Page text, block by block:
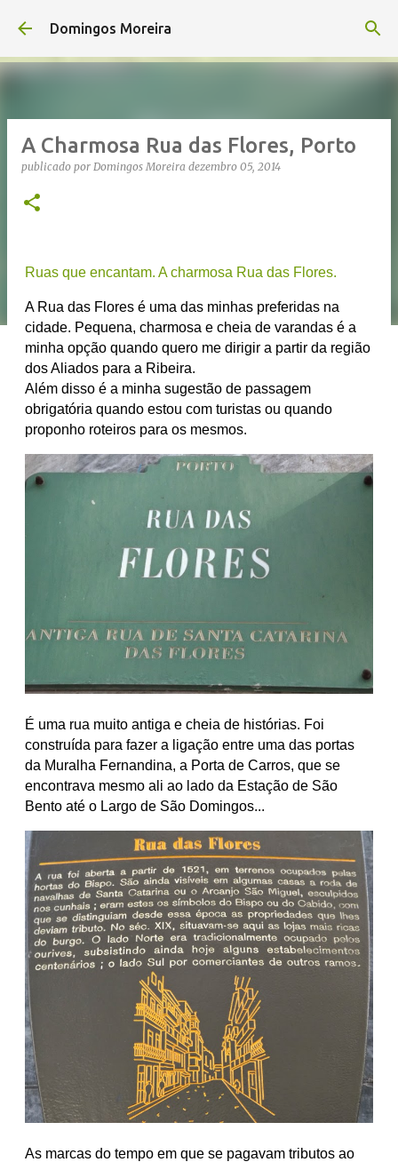
Avançar para o conteúdo principal
Domingos Moreira
A Charmosa Rua das Flores, Porto
publicado por Domingos Moreira dezembro 05, 2014
Ruas que encantam. A charmosa Rua das Flores.
A Rua das Flores é uma das minhas preferidas na
cidade. Pequena, charmosa e cheia de varandas é a
minha opção quando quero me dirigir a partir da região
dos Aliados para a Ribeira.
Além disso é a minha sugestão de passagem
obrigatória quando estou com turistas ou quando
proponho roteiros para os mesmos.
É uma rua muito antiga e cheia de histórias. Foi
construída para fazer a ligação entre uma das portas
da Muralha Fernandina, a Porta de Carros, que se
encontrava mesmo ali ao lado da Estação de São
Bento até o Largo de São Domingos...
As marcas do tempo em que se pagavam tributos ao